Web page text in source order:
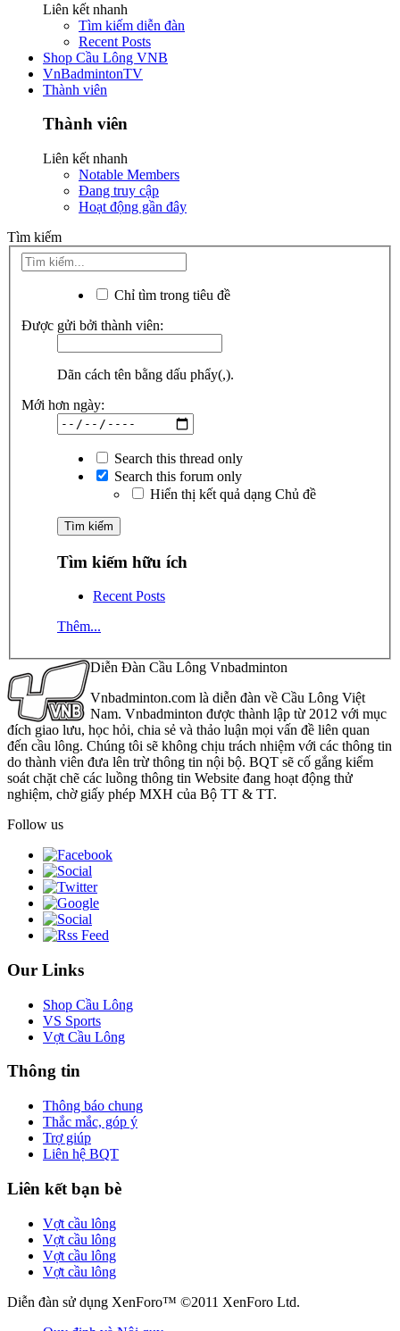
Liên kết nhanh
Tìm kiếm diễn đàn
Recent Posts
Shop Cầu Lông VNB
VnBadmintonTV
Thành viên
Thành viên
Liên kết nhanh
Notable Members
Đang truy cập
Hoạt động gần đây
Tìm kiếm
Chỉ tìm trong tiêu đề
Được gửi bởi thành viên:
Dãn cách tên bằng dấu phẩy(,).
Mới hơn ngày:
Search this thread only
Search this forum only
Hiển thị kết quả dạng Chủ đề
Tìm kiếm hữu ích
Recent Posts
Thêm...
Diễn Đàn Cầu Lông Vnbadminton
Vnbadminton.com là diễn đàn về Cầu Lông Việt
Nam. Vnbadminton được thành lập từ 2012 với mục
đích giao lưu, học hỏi, chia sẻ và thảo luận mọi vấn đề liên quan
đến cầu lông. Chúng tôi sẽ không chịu trách nhiệm với các thông tin
do thành viên đưa lên trừ thông tin nội bộ. BQT sẽ cố gắng kiểm
soát chặt chẽ các luồng thông tin Website đang hoạt động thử
nghiệm, chờ giấy phép MXH của Bộ TT & TT.
Follow us
Our Links
Shop Cầu Lông
VS Sports
Vợt Cầu Lông
Thông tin
Thông báo chung
Thắc mắc, góp ý
Trợ giúp
Liên hệ BQT
Liên kết bạn bè
Vợt cầu lông
Vợt cầu lông
Vợt cầu lông
Vợt cầu lông
Diễn đàn sử dụng XenForo™ ©2011 XenForo Ltd.